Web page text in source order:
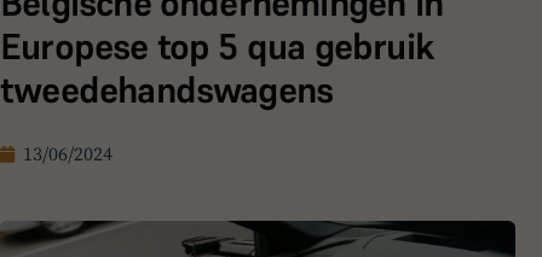
Europese top 5 qua gebruik
tweedehandswagens
13/06/2024